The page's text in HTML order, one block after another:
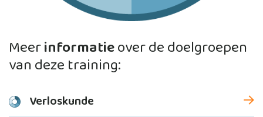
Meerinformatieover de doelgroepen
van deze training:
Verloskunde